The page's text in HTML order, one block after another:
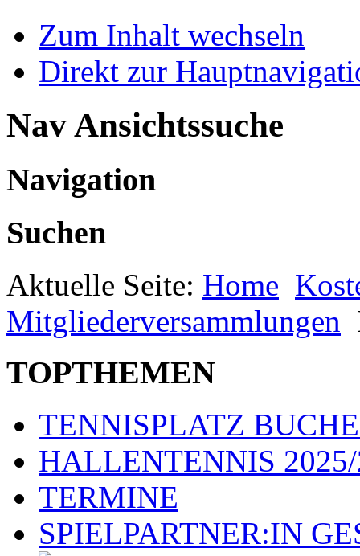
Zum Inhalt wechseln
Direkt zur
Nav Ansichtssuche
Navigation
Suchen
Aktuelle Seite: Home
Mitgliederversammlungen
TOPTHEMEN
TENNISPLATZ
HALLENTENNIS
TERMINE
SPIELPARTNER:IN